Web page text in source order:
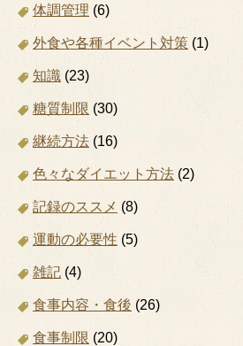
体調管理 (6)
外食や各種イベント対策 (1)
知識 (23)
糖質制限 (30)
継続方法 (16)
色々なダイエット方法 (2)
記録のススメ (8)
運動の必要性 (5)
雑記 (4)
食事内容・食後 (26)
食事制限 (20)